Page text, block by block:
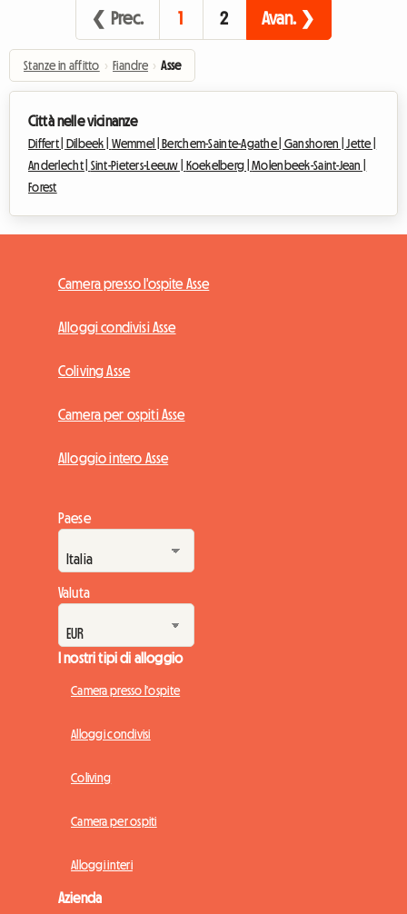
❮ Prec. 1 2 Avan. ❯
Stanze in affitto › Fiandre › Asse
Città nelle vicinanze
Differt | Dilbeek | Wemmel | Berchem-Sainte-Agathe | Ganshoren |Jette |
Anderlecht | Sint-Pieters-Leeuw | Koekelberg |Molenbeek-Saint-Jean |
Forest
Camera presso l'ospite Asse
Alloggi condivisi Asse
Coliving Asse
Camera per ospiti Asse
Alloggio intero Asse
Paese
Valuta
I nostri tipi di alloggio
Camera presso l'ospite
Alloggi condivisi
Coliving
Camera per ospiti
Alloggi interi
Azienda